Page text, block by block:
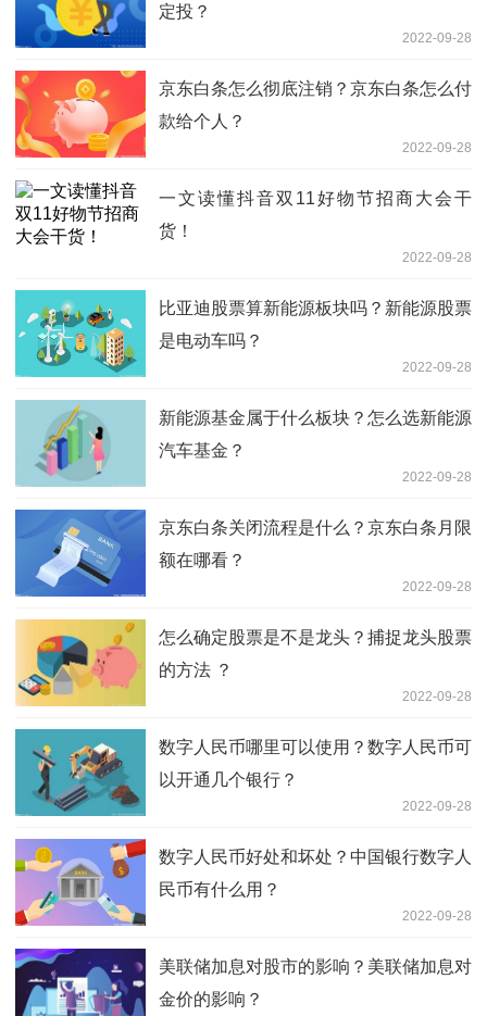
定投？
2022-09-28
京东白条怎么彻底注销？京东白条怎么付
款给个人？
2022-09-28
一文读懂抖音双11好物节招商大会干
货！
2022-09-28
比亚迪股票算新能源板块吗？新能源股票
是电动车吗？
2022-09-28
新能源基金属于什么板块？怎么选新能源
汽车基金？
2022-09-28
京东白条关闭流程是什么？京东白条月限
额在哪看？
2022-09-28
怎么确定股票是不是龙头？捕捉龙头股票
的方法 ？
2022-09-28
数字人民币哪里可以使用？数字人民币可
以开通几个银行？
2022-09-28
数字人民币好处和坏处？中国银行数字人
民币有什么用？
2022-09-28
美联储加息对股市的影响？美联储加息对
金价的影响？